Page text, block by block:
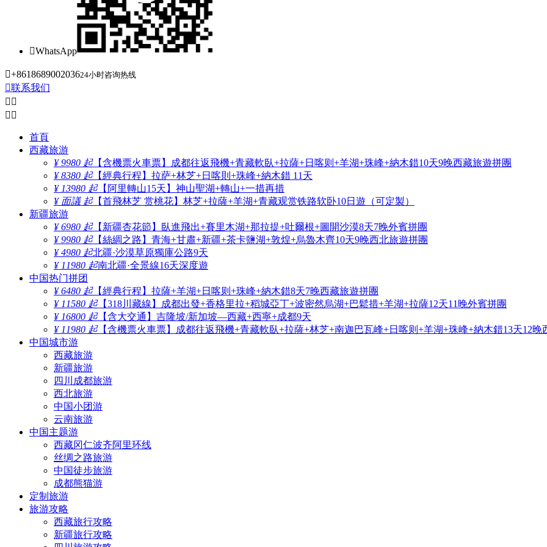
WhatsApp
+861868900203624小时咨询热线
联系我们
 
 
首頁
西藏旅游
¥ 9980 起【含機票火車票】成都往返飛機+青藏軟臥+拉薩+日喀则+羊湖+珠峰+納木錯10天9晚西藏旅遊拼團
¥ 8380 起【經典行程】拉萨+林芝+日喀則+珠峰+納木錯 11天
¥ 13980 起【阿里轉山15天】神山聖湖+轉山+一措再措
¥ 面議 起【首飛林芝 赏桃花】林芝+拉薩+羊湖+青藏观赏铁路软卧10日遊（可定製）
新疆旅游
¥ 6980 起【新疆杏花節】臥進飛出+賽里木湖+那拉提+吐爾根+圖開沙漠8天7晚外賓拼團
¥ 9980 起【絲綢之路】青海+甘肅+新疆+茶卡鹽湖+敦煌+烏魯木齊10天9晚西北旅遊拼團
¥ 4980 起北疆·沙漠草原獨庫公路9天
¥ 11980 起南北疆·全景線16天深度遊
中国热门拼团
¥ 6480 起【經典行程】拉薩+羊湖+日喀则+珠峰+納木錯8天7晚西藏旅遊拼團
¥ 11580 起【318川藏線】成都出發+香格里拉+稻城亞丁+波密然烏湖+巴鬆措+羊湖+拉薩12天11晚外賓拼團
¥ 16800 起【含大交通】吉隆坡/新加坡—西藏+西寧+成都9天
¥ 11980 起【含機票火車票】成都往返飛機+青藏軟臥+拉薩+林芝+南迦巴瓦峰+日喀则+羊湖+珠峰+納木錯13天12晚
中国城市游
西藏旅游
新疆旅游
四川成都旅游
西北旅游
中国小团游
云南旅游
中国主题游
西藏冈仁波齐阿里环线
丝绸之路旅游
中国徒步旅游
成都熊猫游
定制旅游
旅游攻略
西藏旅行攻略
新疆旅行攻略